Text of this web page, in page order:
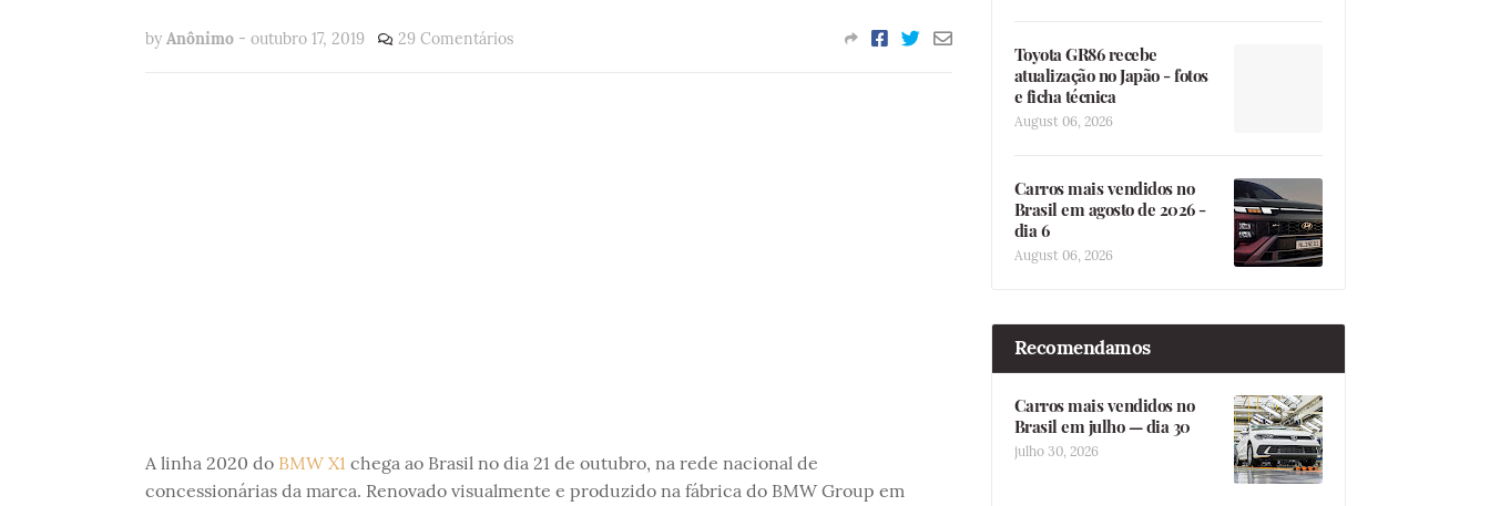
by Anônimo - outubro 17, 2019 29 Comentários
A linha 2020 do BMW X1chega ao Brasil no dia 21 de outubro, na rede nacional de
concessionárias da marca. Renovado visualmente e produzido na fábrica do BMW Group em
Toyota GR86 recebe
atualização no Japão - fotos
e ficha técnica
August 06, 2026
Carros mais vendidos no
Brasil em agosto de 2026 -
dia 6
August 06, 2026
Recomendamos
Carros mais vendidos no
Brasil em julho — dia 30
julho 30, 2026